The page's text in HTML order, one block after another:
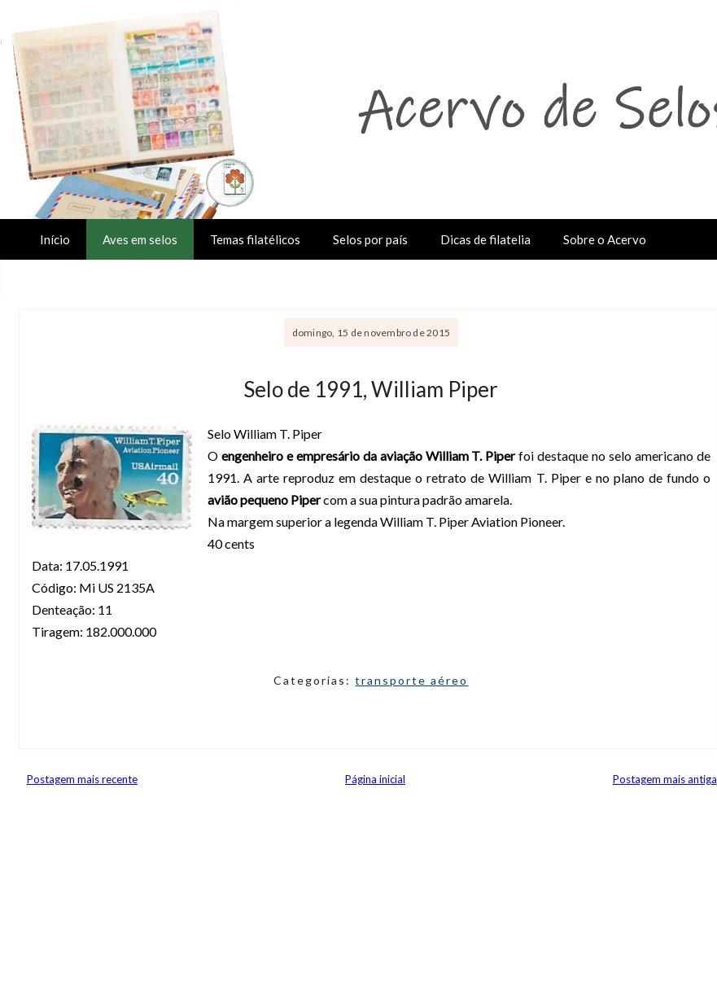
Início Aves em selos Temas filatélicos Selos por país Dicas de filatelia Sobre o Acervo
domingo, 15 de novembro de 2015
Selo de 1991, William Piper
Selo William T. Piper
O engenheiro e empresário da aviação William T. Piperfoi destaque no selo americano de
1991. A arte reproduz em destaque o retrato de William T. Piper e no plano de fundo o
avião pequeno Pipercom a sua pintura padrão amarela.
Na margem superior a legenda William T. Piper Aviation Pioneer.
40 cents
Data: 17.05.1991
Código: Mi US 2135A
Denteação: 11
Tiragem: 182.000.000
Categorias:transporte aéreo
Postagem mais recente Postagem mais antiga
Página inicial